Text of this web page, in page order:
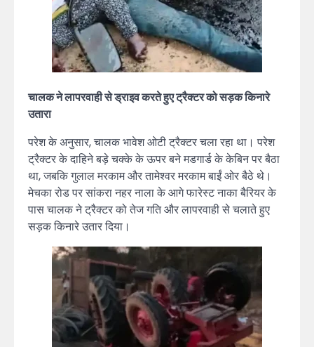
चालक ने लापरवाही से ड्राइव करते हुए ट्रैक्टर को सड़क किनारे
उतारा
परेश के अनुसार, चालक भावेश ओटी ट्रैक्टर चला रहा था। परेश
ट्रैक्टर के दाहिने बड़े चक्के के ऊपर बने मडगार्ड के केबिन पर बैठा
था, जबकि गुलाल मरकाम और तामेश्वर मरकाम बाईं ओर बैठे थे।
मेचका रोड पर सांकरा नहर नाला के आगे फारेस्ट नाका बैरियर के
पास चालक ने ट्रैक्टर को तेज गति और लापरवाही से चलाते हुए
सड़क किनारे उतार दिया।